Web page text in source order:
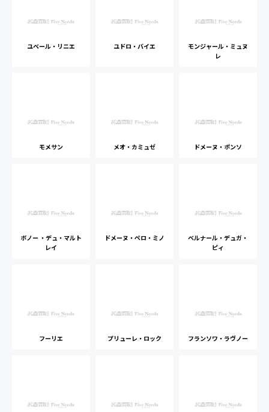
ユベール・リニエ ユドロ・バイエ
モンジャール・ミュヌ
レ
モメサン メオ・カミュゼ ドメーヌ・ポンソ
ボノー ・デュ・マルト
レイ
ドメーヌ・ペロ・ミノ
ベルナール・デュガ・
ピィ
フーリエ プリューレ・ロック フランソワ・ラヴノー